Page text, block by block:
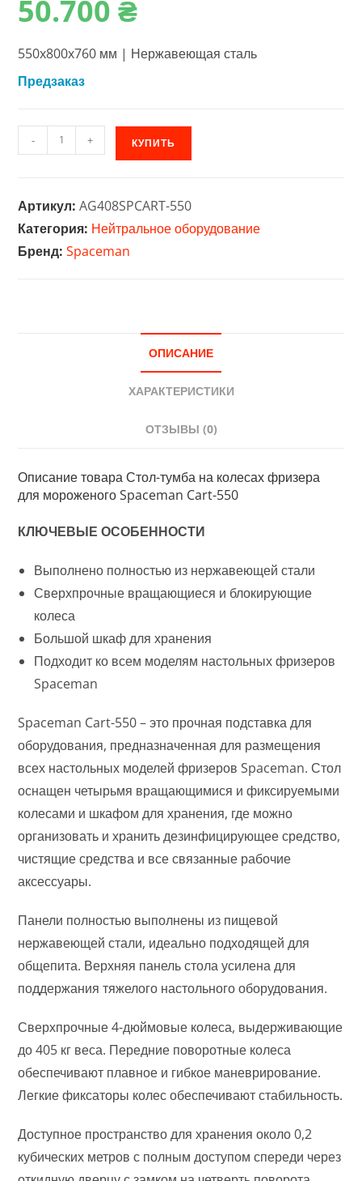
50.700₴
550x800x760 мм | Нержавеющая сталь
Предзаказ
Количество
товара
на
колесах
фризера
- + КУПИТЬ
Артикул:AG408SPCART-550
Категория: Нейтральное оборудование
Бренд: Spaceman
ОПИСАНИЕ
ХАРАКТЕРИСТИКИ
ОТЗЫВЫ (0)
Описание товара Стол-тумба на колесах фризера
для мороженого Spaceman Cart-550
КЛЮЧЕВЫЕ ОСОБЕННОСТИ
Выполнено полностью из нержавеющей стали
Сверхпрочные вращающиеся и блокирующие
колеса
Большой шкаф для хранения
Подходит ко всем моделям настольных фризеров
Spaceman
Spaceman Cart-550 – это прочная подставка для
оборудования, предназначенная для размещения
всех настольных моделей фризеров Spaceman. Стол
оснащен четырьмя вращающимися и фиксируемыми
колесами и шкафом для хранения, где можно
организовать и хранить дезинфицирующее средство,
чистящие средства и все связанные рабочие
аксессуары.
Панели полностью выполнены из пищевой
нержавеющей стали, идеально подходящей для
общепита. Верхняя панель стола усилена для
поддержания тяжелого настольного оборудования.
Сверхпрочные 4-дюймовые колеса, выдерживающие
до 405 кг веса. Передние поворотные колеса
обеспечивают плавное и гибкое маневрирование.
Легкие фиксаторы колес обеспечивают стабильность.
Доступное пространство для хранения около 0,2
кубических метров с полным доступом спереди через